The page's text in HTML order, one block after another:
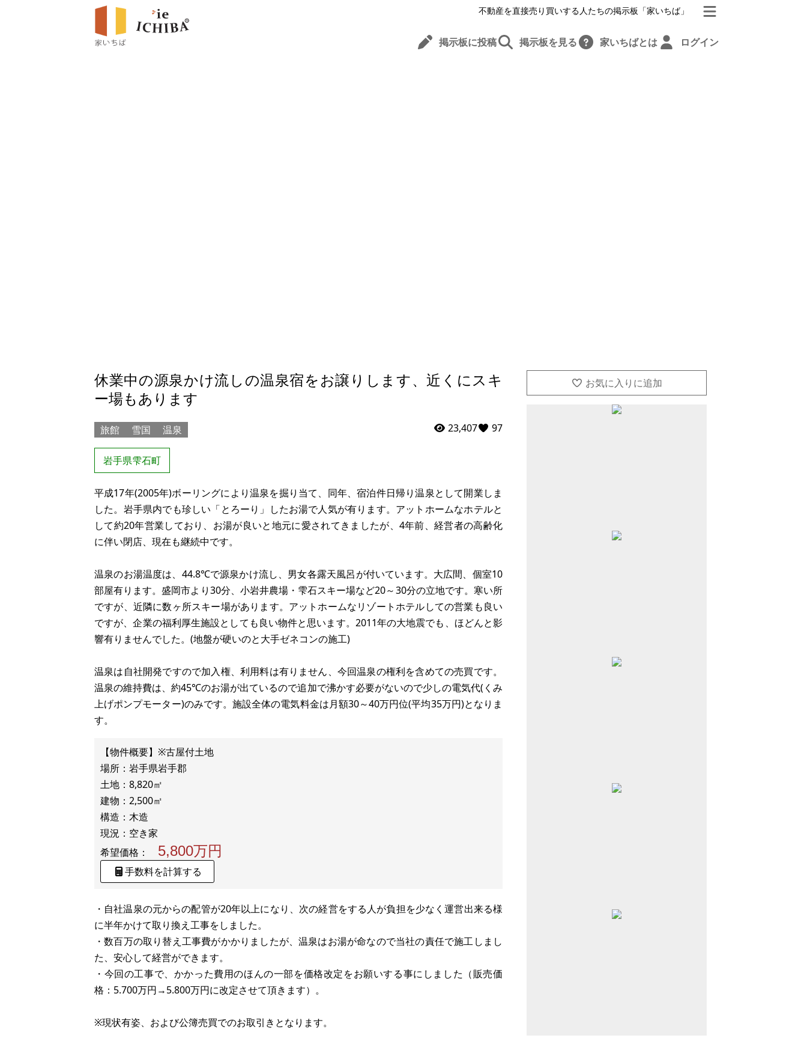
不動産を直接売り買いする人たちの掲示板「家いちば」
掲示板に投稿 掲示板を見る 家いちばとは ログイン
休業中の源泉かけ流しの温泉宿をお譲りします、近くにスキ
ー場もあります
旅館 雪国 温泉
岩手県雫石町
23,407 97
平成17年(2005年)ボーリングにより温泉を掘り当て、同年、宿泊件日帰り温泉として開業しま
した。岩手県内でも珍しい「とろーり」したお湯で人気が有ります。アットホームなホテルと
して約20年営業しており、お湯が良いと地元に愛されてきましたが、4年前、経営者の高齢化
に伴い閉店、現在も継続中です。
温泉のお湯温度は、44.8℃で源泉かけ流し、男女各露天風呂が付いています。大広間、個室10
部屋有ります。盛岡市より30分、小岩井農場・雫石スキー場など20～30分の立地です。寒い所
ですが、近隣に数ヶ所スキー場があります。アットホームなリゾートホテルしての営業も良い
ですが、企業の福利厚生施設としても良い物件と思います。2011年の大地震でも、ほどんと影
響有りませんでした。(地盤が硬いのと大手ゼネコンの施工)
温泉は自社開発ですので加入権、利用料は有りません、今回温泉の権利を含めての売買です。
温泉の維持費は、約45℃のお湯が出ているので追加で沸かす必要がないので少しの電気代(くみ
上げポンプモーター)のみです。施設全体の電気料金は月額30～40万円位(平均35万円)となりま
す。
【物件概要】※古屋付土地
場所：岩手県岩手郡
土地：8,820㎡
建物：2,500㎡
構造：木造
希望価格：
5,800万円
手数料を計算する
・自社温泉の元からの配管が20年以上になり、次の経営をする人が負担を少なく運営出来る様
に半年かけて取り換え工事をしました。
・数百万の取り替え工事費がかかりましたが、温泉はお湯が命なので当社の責任で施工しまし
た、安心して経営ができます。
・今回の工事で、かかった費用のほんの一部を価格改定をお願いする事にしました（販売価
格：5.700万円→5.800万円に改定させて頂きます）。
※現状有姿、および公簿売買でのお取引きとなります。